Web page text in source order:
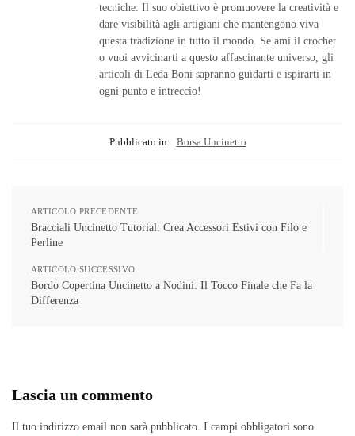
tecniche. Il suo obiettivo è promuovere la creatività e
dare visibilità agli artigiani che mantengono viva
questa tradizione in tutto il mondo. Se ami il crochet
o vuoi avvicinarti a questo affascinante universo, gli
articoli di Leda Boni sapranno guidarti e ispirarti in
ogni punto e intreccio!
Pubblicato in: Borsa Uncinetto
ARTICOLO PRECEDENTE
Bracciali Uncinetto Tutorial: Crea Accessori Estivi con Filo e
Perline
ARTICOLO SUCCESSIVO
Bordo Copertina Uncinetto a Nodini: Il Tocco Finale che Fa la
Differenza
Lascia un commento
Il tuo indirizzo email non sarà pubblicato. I campi obbligatori sono